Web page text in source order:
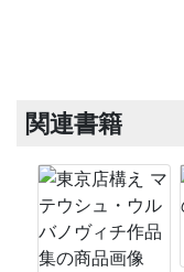
関連書籍